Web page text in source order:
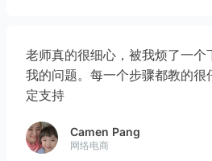
老师真的很细心，被我烦了一个
我的问题。每一个步骤都教的很
定支持
Camen Pang
网络电商